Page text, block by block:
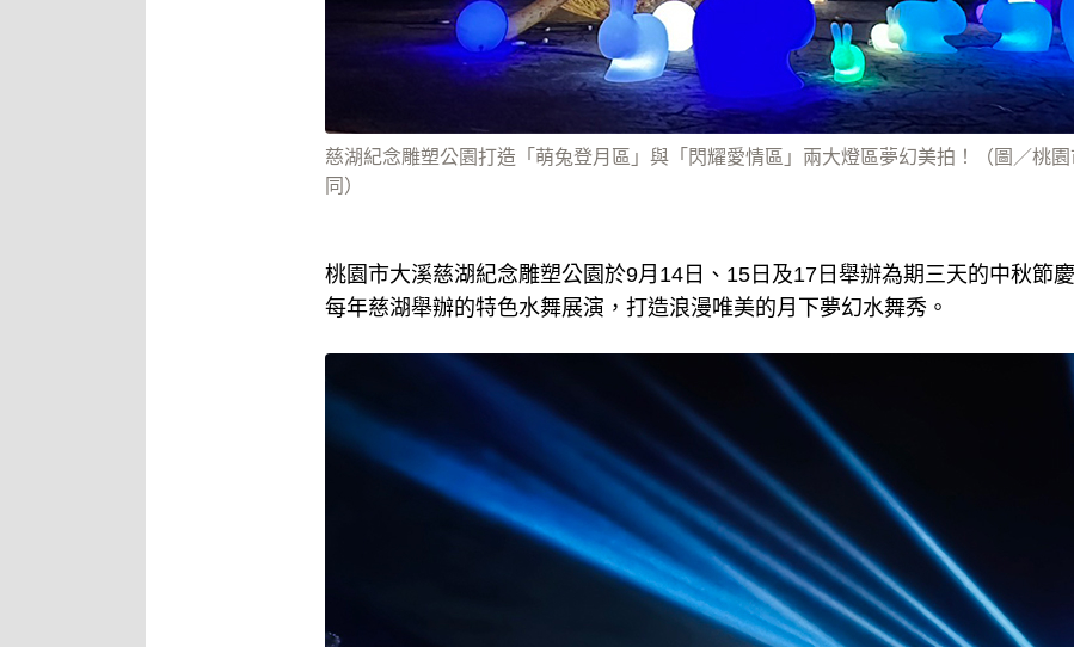
慈湖紀念雕塑公園打造「萌兔登月區」與「閃耀愛情區」兩大燈區夢幻美拍！（圖／桃
同）
桃園市大溪慈湖紀念雕塑公園於9月14日、15日及17日舉辦為期三天的中秋節
每年慈湖舉辦的特色水舞展演，打造浪漫唯美的月下夢幻水舞秀。